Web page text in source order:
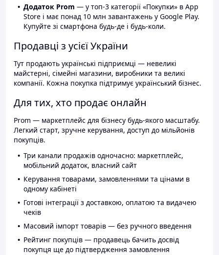
Додаток Prom — у топ-3 категорії «Покупки» в App
Store і має понад 10 млн завантажень у Google Play.
Купуйте зі смартфона будь-де і будь-коли.
Продавці з усієї України
Тут продають українські підприємці — невеликі
майстерні, сімейні магазини, виробники та великі
компанії. Кожна покупка підтримує український бізнес.
Для тих, хто продає онлайн
Prom — маркетплейс для бізнесу будь-якого масштабу.
Легкий старт, зручне керування, доступ до мільйонів
покупців.
Три канали продажів одночасно: маркетплейс,
мобільний додаток, власний сайт
Керування товарами, замовленнями та цінами в
одному кабінеті
Готові інтеграції з доставкою, оплатою та видачею
чеків
Масовий імпорт товарів — без ручного введення
Рейтинг покупців — продавець бачить досвід
покупця ще до підтвердження замовлення